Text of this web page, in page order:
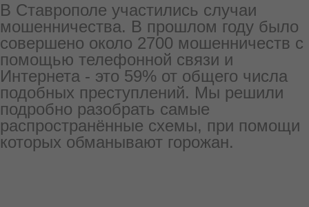
В Ставрополе участились случаи
мошенничества. В прошлом году было
совершено около 2700 мошенничеств с
помощью телефонной связи и
Интернета - это 59% от общего числа
подобных преступлений. Мы решили
подробно разобрать самые
распространённые схемы, при помощи
которых обманывают горожан.